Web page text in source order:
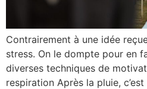
Contrairement à une idée
stress. On le dompte pour en
diverses techniques de
respiration Après la pluie,